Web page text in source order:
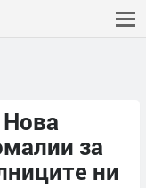
Нова
за
ни